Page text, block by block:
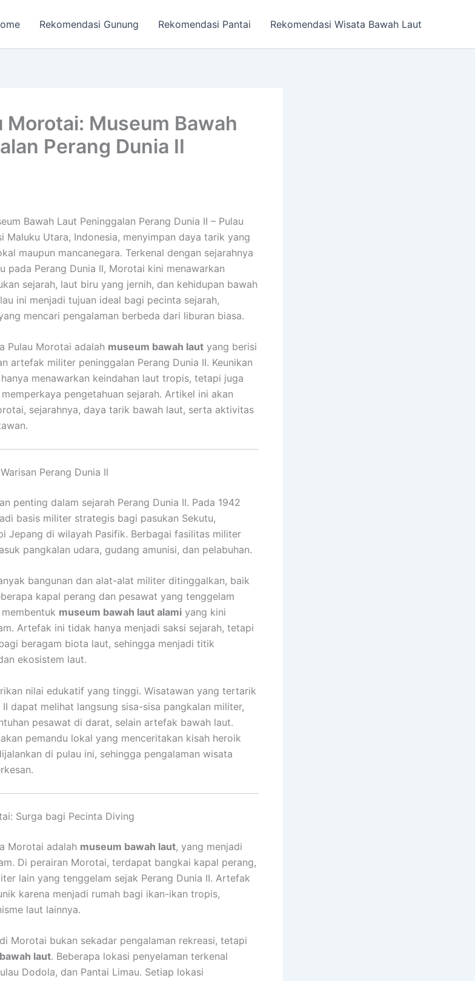
Rekomendasi Gunung Rekomendasi Pantai Rekomendasi Wisata Bawah Laut
Morotai: Museum Bawah
Perang Dunia II
Bawah Laut Peninggalan Perang Dunia II – Pulau
Maluku Utara, Indonesia, menyimpan daya tarik yang
maupun mancanegara. Terkenal dengan sejarahnya
pada Perang Dunia II, Morotai kini menawarkan
sejarah, laut biru yang jernih, dan kehidupan bawah
ini menjadi tujuan ideal bagi pecinta sejarah,
mencari pengalaman berbeda dari liburan biasa.
Pulau Morotai adalah museum bawah laut yang berisi
artefak militer peninggalan Perang Dunia II. Keunikan
menawarkan keindahan laut tropis, tetapi juga
pengetahuan sejarah. Artikel ini akan
sejarahnya, daya tarik bawah laut, serta aktivitas
Perang Dunia II
penting dalam sejarah Perang Dunia II. Pada 1942
basis militer strategis bagi pasukan Sekutu,
Jepang di wilayah Pasifik. Berbagai fasilitas militer
pangkalan udara, gudang amunisi, dan pelabuhan.
bangunan dan alat-alat militer ditinggalkan, baik
kapal perang dan pesawat yang tenggelam
museum bawah laut alami yang kini
Artefak ini tidak hanya menjadi saksi sejarah, tetapi
beragam biota laut, sehingga menjadi titik
ekosistem laut.
nilai edukatif yang tinggi. Wisatawan yang tertarik
dapat melihat langsung sisa-sisa pangkalan militer,
pesawat di darat, selain artefak bawah laut.
pemandu lokal yang menceritakan kisah heroik
di pulau ini, sehingga pengalaman wisata
Surga bagi Pecinta Diving
Morotai adalah museum bawah laut, yang menjadi
Di perairan Morotai, terdapat bangkai kapal perang,
lain yang tenggelam sejak Perang Dunia II. Artefak
karena menjadi rumah bagi ikan-ikan tropis,
laut lainnya.
Morotai bukan sekadar pengalaman rekreasi, tetapi
laut. Beberapa lokasi penyelaman terkenal
Dodola, dan Pantai Limau. Setiap lokasi